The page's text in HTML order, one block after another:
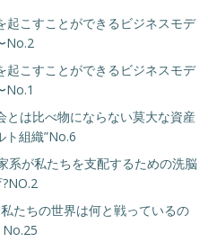
起こすことができるビジネスモデ
No.2
起こすことができるビジネスモデ
No.1
は比べ物にならない莫大な資産
ト組織”No.6
系が私たちを支配するための洗脳
たちの世界は何と戦っているの